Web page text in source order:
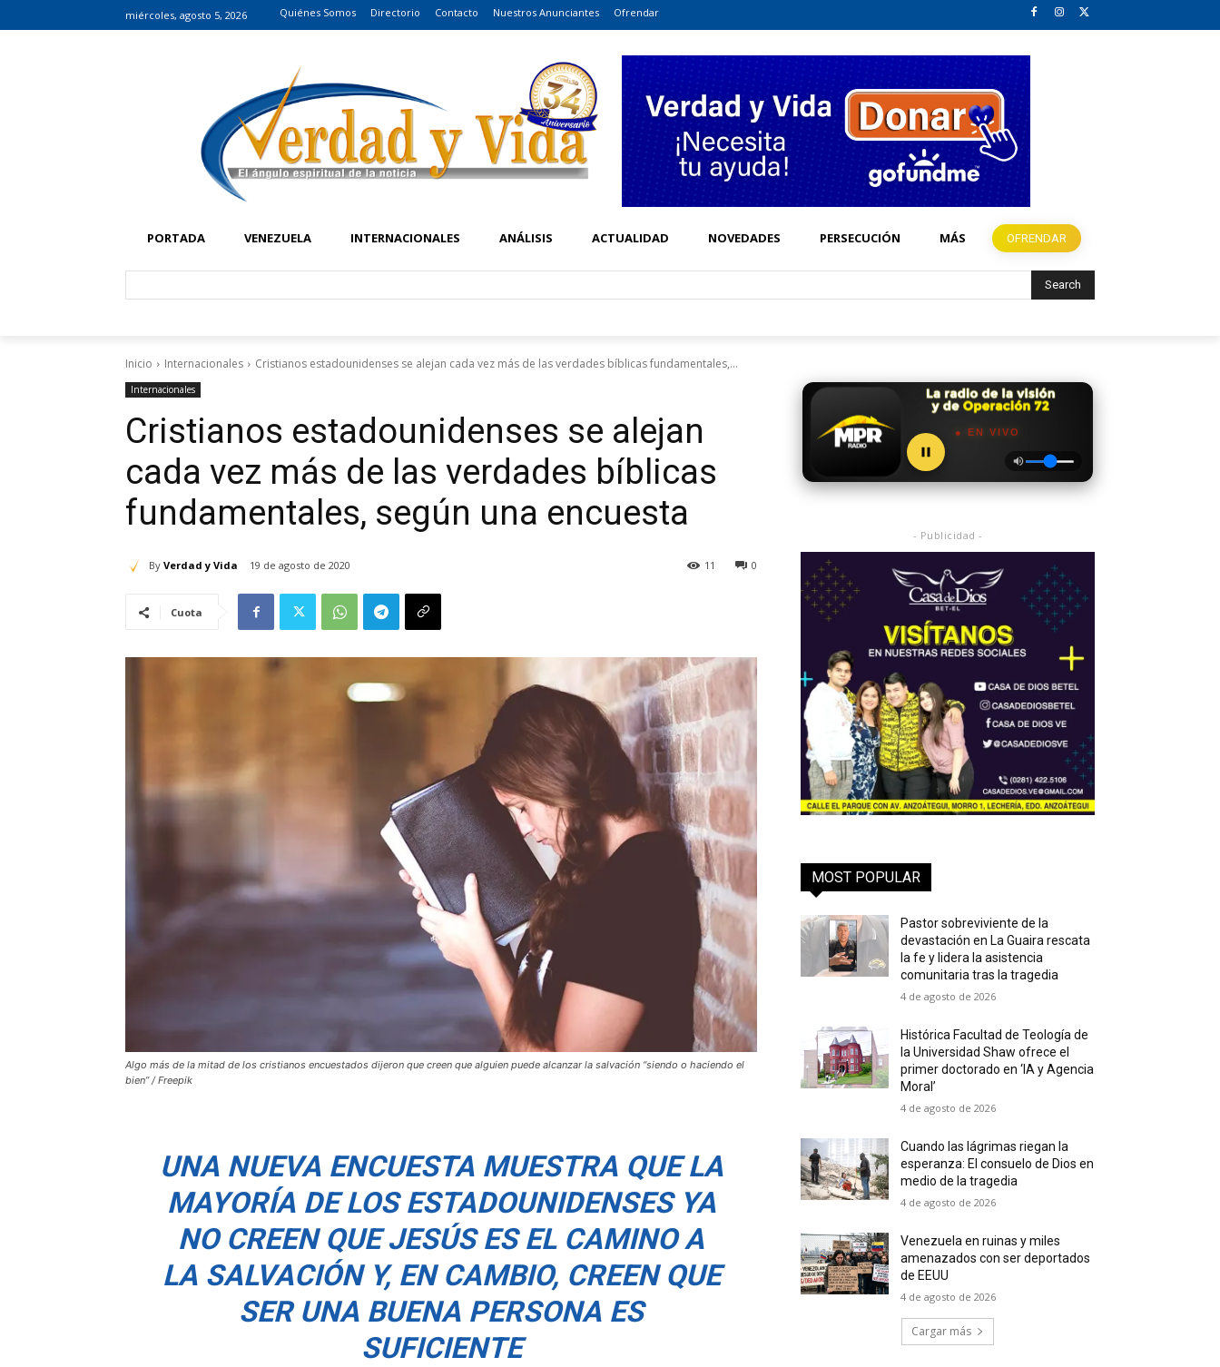
miércoles, agosto 5, 2026 Quiénes Somos Directorio Contacto Nuestros Anunciantes Ofrendar
PORTADA VENEZUELA INTERNACIONALES ANÁLISIS ACTUALIDAD NOVEDADES PERSECUCIÓN MÁS OFRENDAR
Search
Inicio Internacionales Cristianos estadounidenses se alejan cada vez más de las verdades bíblicas fundamentales,...
Internacionales
Cristianos estadounidenses se alejan
cada vez más de las verdades bíblicas
fundamentales, según una encuesta
By Verdad y Vida 19 de agosto de 2020 0
11
Cuota
Algo más de la mitad de los cristianos encuestados dijeron que creen que alguien puede alcanzar la salvación “siendo o haciendo el
bien” / Freepik
UNA NUEVA ENCUESTA MUESTRA QUE LA
MAYORÍA DE LOS ESTADOUNIDENSES YA
NO CREEN QUE JESÚS ES EL CAMINO A
LA SALVACIÓN Y, EN CAMBIO, CREEN QUE
SER UNA BUENA PERSONA ES
SUFICIENTE
● EN VIVO
- Publicidad -
MOST POPULAR
Pastor sobreviviente de la
devastación en La Guaira rescata
la fe y lidera la asistencia
comunitaria tras la tragedia
4 de agosto de 2026
Histórica Facultad de Teología de
la Universidad Shaw ofrece el
primer doctorado en ‘IA y Agencia
Moral’
4 de agosto de 2026
Cuando las lágrimas riegan la
esperanza: El consuelo de Dios en
medio de la tragedia
4 de agosto de 2026
Venezuela en ruinas y miles
amenazados con ser deportados
de EEUU
4 de agosto de 2026
Cargar más